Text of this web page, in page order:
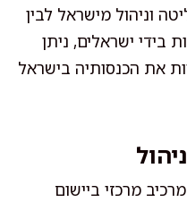
וניהול מישראל לבין
בידי ישראלים, ניתן
את הכנסותיה בישראל
מרכזי ביישום